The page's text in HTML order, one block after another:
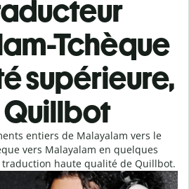
Tchèque
supérieure,
entiers de Malayalam vers le
vers Malayalam en quelques
traduction haute qualité de Quillbot.